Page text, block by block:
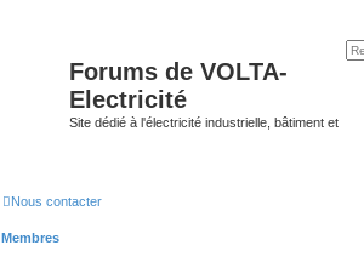
Forums de VOLTA-
Electricité
Site dédié à l'électricité industrielle, bâtiment et
Nous contacter
Membres